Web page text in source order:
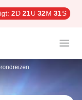
2D 21U 32M 29S